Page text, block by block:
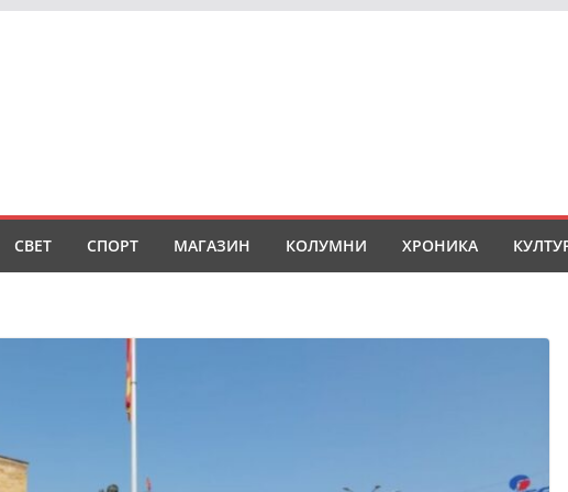
СВЕТ СПОРТ МАГАЗИН КОЛУМНИ ХРОНИКА